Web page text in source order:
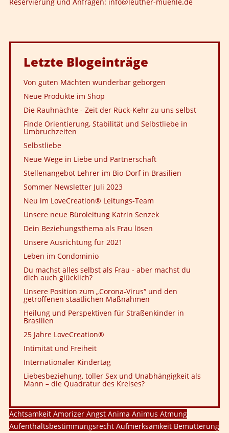
Letzte Blogeinträge
Von guten Mächten wunderbar geborgen
Neue Produkte im Shop
Die Rauhnächte - Zeit der Rück-Kehr zu uns selbst
Finde Orientierung, Stabilität und Selbstliebe in
Umbruchzeiten
Selbstliebe
Neue Wege in Liebe und Partnerschaft
Stellenangebot Lehrer im Bio-Dorf in Brasilien
Sommer Newsletter Juli 2023
Neu im LoveCreation® Leitungs-Team
Unsere neue Büroleitung Katrin Senzek
Dein Beziehungsthema als Frau lösen
Unsere Ausrichtung für 2021
Leben im Condominio
Du machst alles selbst als Frau - aber machst du
dich auch glücklich?
Unsere Position zum „Corona-Virus“ und den
getroffenen staatlichen Maßnahmen
Heilung und Perspektiven für Straßenkinder in
Brasilien
25 Jahre LoveCreation®
Intimität und Freiheit
Internationaler Kindertag
Liebesbeziehung, toller Sex und Unabhängigkeit als
Mann – die Quadratur des Kreises?
Achtsamkeit Amorizer Angst Anima Animus Atmung
Aufenthaltsbestimmungsrecht Aufmerksamkeit Bemutterung